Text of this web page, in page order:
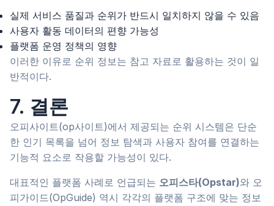
실제 서비스 품질과 순위가 반드시 일치하지 않을 수 있음
사용자 활동 데이터의 편향 가능성
플랫폼 운영 정책의 영향
이러한 이유로 순위 정보는 참고 자료로 활용하는 것이 일
반적이다.
7. 결론
오피사이트(op사이트)에서 제공되는 순위 시스템은 단순
한 인기 목록을 넘어 정보 탐색과 사용자 참여를 연결하는
기능적 요소로 작용할 가능성이 있다.
대표적인 플랫폼 사례로 언급되는 오피스타(Opstar)와 오
피가이드(OpGuide) 역시 각각의 플랫폼 구조에 맞는 정보